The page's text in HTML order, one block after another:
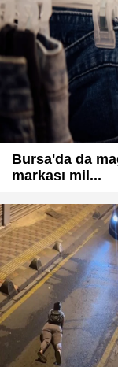
Bursa'da da
markası mil...